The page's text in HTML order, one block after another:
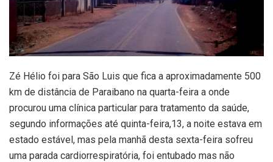
Zé Hélio foi para São Luis que fica a aproximadamente 500
km de distância de Paraibano na quarta-feira a onde
procurou uma clínica particular para tratamento da saúde,
segundo informações até quinta-feira,13, a noite estava em
estado estável, mas pela manhã desta sexta-feira sofreu
uma parada cardiorrespiratória, foi entubado mas não